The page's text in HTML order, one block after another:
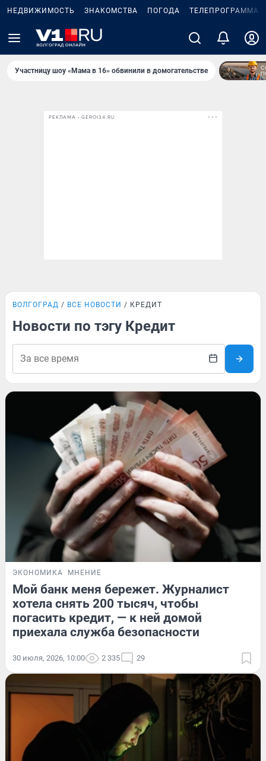
НЕДВИЖИМОСТЬ ЗНАКОМСТВА ПОГОДА ТЕЛЕПРОГРАММА
Участницу шоу «Мама в 16» обвинили в домогательстве
РЕКЛАМА • GEROI34.RU
ВОЛГОГРАД ВСЕ НОВОСТИ КРЕДИТ
Новости по тэгу Кредит
ЭКОНОМИКА МНЕНИЕ
Мой банк меня бережет. Журналист
хотела снять 200 тысяч, чтобы
погасить кредит, — к ней домой
приехала служба безопасности
30 июля, 2026, 10:00 2 335 29